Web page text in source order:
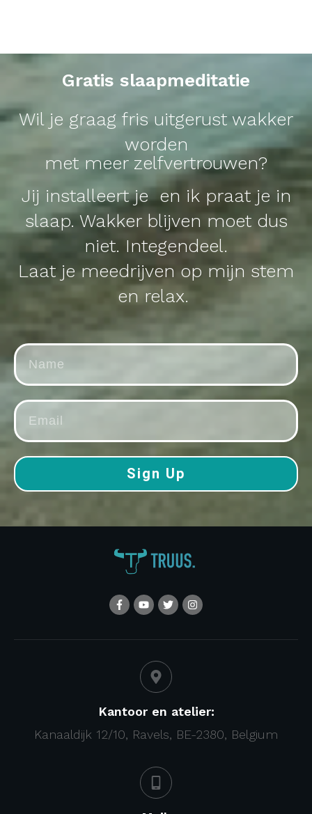
Gratis slaapmeditatie
Wil je graag fris uitgerust wakker
worden
met meer zelfvertrouwen?
Jij installeert je en ik praat je in
slaap. Wakker blijven moet dus
niet. Integendeel.
Laat je meedrijven op mijn stem
en relax.
Sign Up
Kantoor en atelier:
Kanaaldijk 12/10, Ravels, BE-2380, Belgium